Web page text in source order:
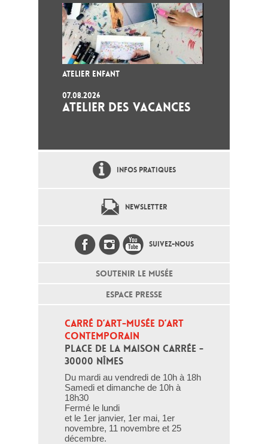
ATELIER ENFANT
07.08.2026
ATELIER DES VACANCES
INFOS PRATIQUES
NEWSLETTER
SUIVEZ-NOUS
SOUTENIR LE MUSÉE
ESPACE PRESSE
CARRÉ D’ART-MUSÉE D’ART
CONTEMPORAIN
PLACE DE LA MAISON CARRÉE -
30000 NÎMES
Du mardi au vendredi de 10h à 18h
Samedi et dimanche de 10h à
18h30
Fermé le lundi
et le 1er janvier, 1er mai, 1er
novembre, 11 novembre et 25
décembre.